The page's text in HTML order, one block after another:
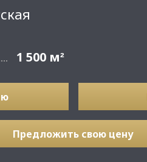
1 500 м²
Предложить свою цену